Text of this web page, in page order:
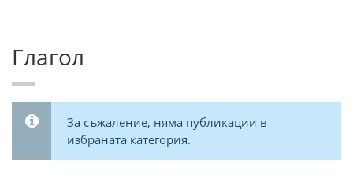
Глагол
За съжаление, няма публикации в
избраната категория.